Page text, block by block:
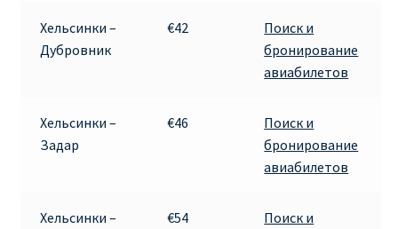
БИЛЕТЫ RYANAIR НА ЗАВТРА КУПИТЬ ОНЛАЙН
ДЕШЕВЫЕ АВИАБИЛЕТЫ В БЕРЛИН
Хельсинки –
Дубровник
€42
Поиск и
бронирование
авиабилетов
Хельсинки –
Задар
€46
Поиск и
бронирование
авиабилетов
Хельсинки –
€54
Поиск и